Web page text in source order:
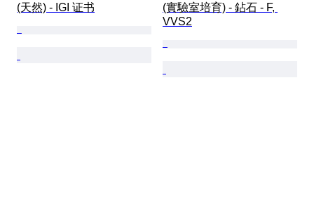
(天然) - IGI 证书
(實驗室培育) - 鉆石 - F,
VVS2